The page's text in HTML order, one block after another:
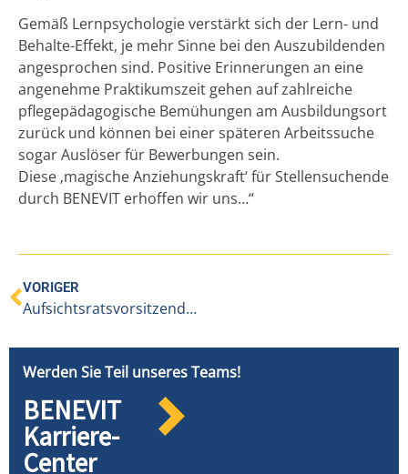
Gemäß Lernpsychologie verstärkt sich der Lern- und
Behalte-Effekt, je mehr Sinne bei den Auszubildenden
angesprochen sind. Positive Erinnerungen an eine
angenehme Praktikumszeit gehen auf zahlreiche
pflegepädagogische Bemühungen am Ausbildungsort
zurück und können bei einer späteren Arbeitssuche
sogar Auslöser für Bewerbungen sein.
Diese ‚magische Anziehungskraft‘ für Stellensuchende
durch BENEVIT erhoffen wir uns…“
VORIGER
Aufsichtsratsvorsitzender Wilfried Berchtold: „BENEVIT ist in der Pflege nicht mehr wegzudenken“
Werden Sie Teil unseres Teams!
BENEVIT
Karriere-
Center